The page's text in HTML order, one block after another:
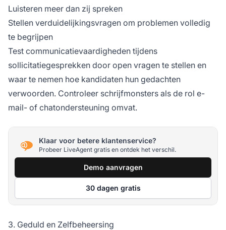
Luisteren meer dan zij spreken
Stellen verduidelijkingsvragen om problemen volledig
te begrijpen
Test communicatievaardigheden tijdens
sollicitatiegesprekken door open vragen te stellen en
waar te nemen hoe kandidaten hun gedachten
verwoorden. Controleer schrijfmonsters als de rol e-
mail- of chatondersteuning omvat.
Klaar voor betere klantenservice?
Probeer LiveAgent gratis en ontdek het verschil.
Demo aanvragen
30 dagen gratis
3. Geduld en Zelfbeheersing